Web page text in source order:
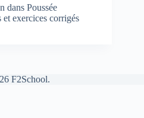
dans Poussée
exercices corrigés
F2School.